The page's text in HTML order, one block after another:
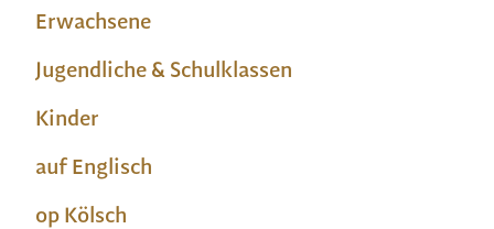
Erwachsene
Jugendliche & Schulklassen
Kinder
auf Englisch
op Kölsch